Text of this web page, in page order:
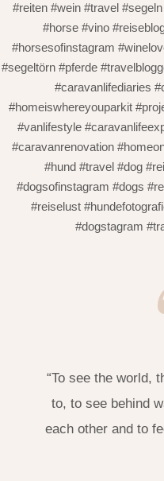
#reiten #wein #travel
#horse #vino
#horsesofinstagram
#segeltörn #pferde
#caravanlifediaries
#homeiswhereyouparkit
#vanlifestyle
#caravanrenovation
#hund #travel #dog
#dogsofinstagram #dogs
#reiselust
#dogstagram
“To see the world,
to, to see behind
each other and to